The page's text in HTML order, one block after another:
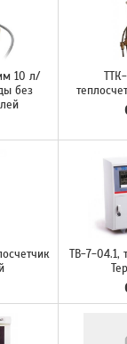
10 л/
без
ТВ-7-04.1,